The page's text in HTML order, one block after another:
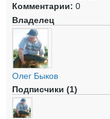
Комментарии: 0
Владелец
Олег Быков
Подписчики (1)